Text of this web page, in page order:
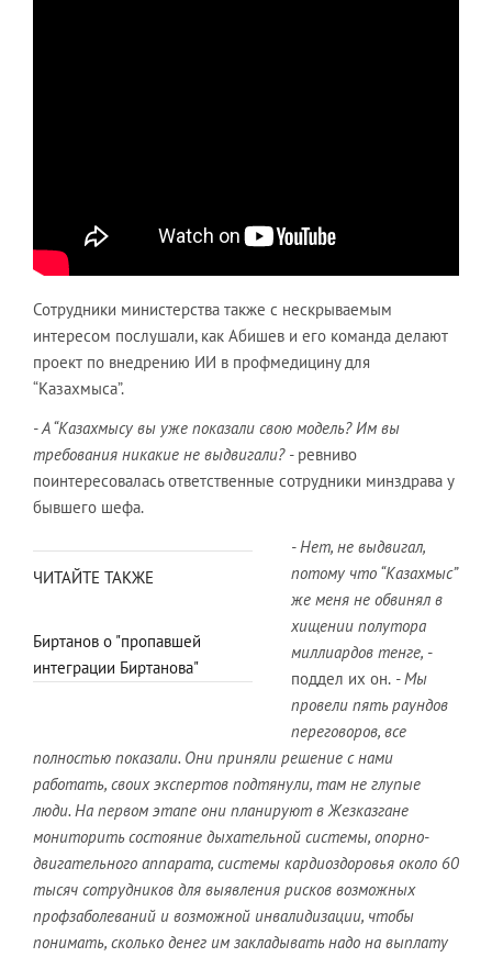
Сотрудники министерства также с нескрываемым
интересом послушали, как Абишев и его команда делают
проект по внедрению ИИ в профмедицину для
“Казахмыса”.
- А “Казахмысу вы уже показали свою модель? Им вы
требования никакие не выдвигали? - ревниво
поинтересовалась ответственные сотрудники минздрава у
бывшего шефа.
ЧИТАЙТЕ ТАКЖЕ
Биртанов о "пропавшей
интеграции Биртанова"
- Нет, не выдвигал,
потому что “Казахмыс”
же меня не обвинял в
хищении полутора
миллиардов тенге, -
поддел их он. - Мы
провели пять раундов
переговоров, все
полностью показали. Они приняли решение с нами
работать, своих экспертов подтянули, там не глупые
люди. На первом этапе они планируют в Жезказгане
мониторить состояние дыхательной системы, опорно-
двигательного аппарата, системы кардиоздоровья около 60
тысяч сотрудников для выявления рисков возможных
профзаболеваний и возможной инвалидизации, чтобы
понимать, сколько денег им закладывать надо на выплату